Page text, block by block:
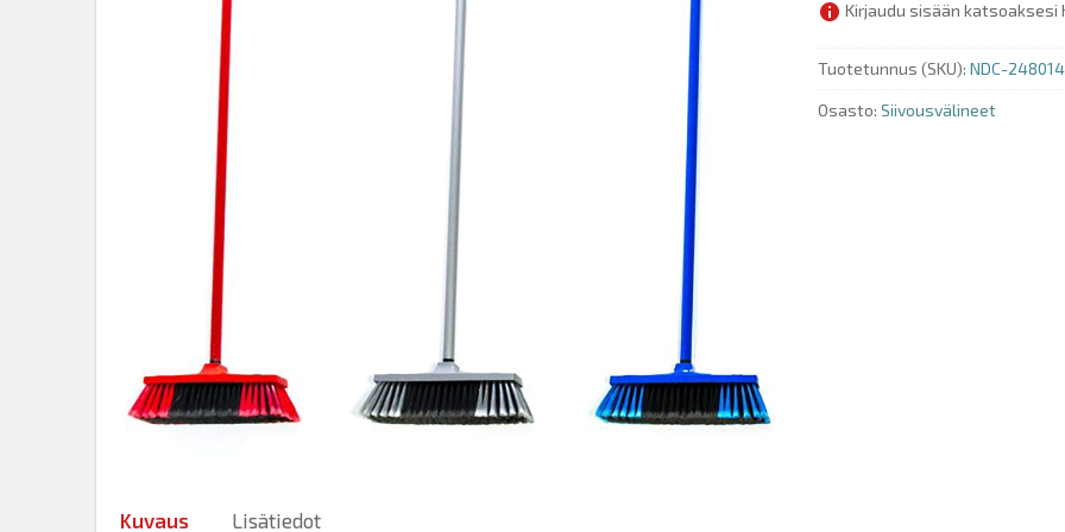
Kirjaudu sisään katsoaksesi
Tuotetunnus (SKU): NDC-248014
Osasto: Siivousvälineet
Kuvaus Lisätiedot